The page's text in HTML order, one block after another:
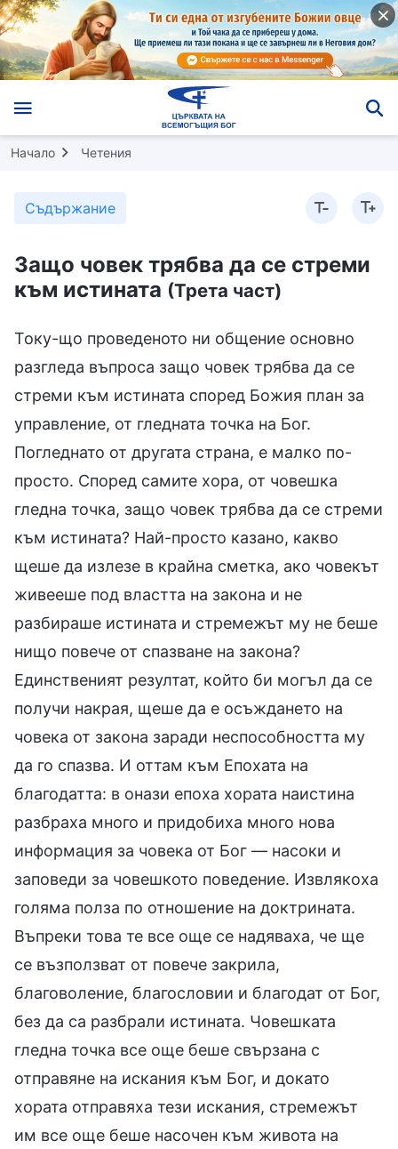
Начало Четения
Съдържание
Защо човек трябва да се стреми
към истината (Трета част)
Току-що проведеното ни общение основно
разгледа въпроса защо човек трябва да се
стреми към истината според Божия план за
управление, от гледната точка на Бог.
Погледнато от другата страна, е малко по-
просто. Според самите хора, от човешка
гледна точка, защо човек трябва да се стреми
към истината? Най-просто казано, какво
щеше да излезе в крайна сметка, ако човекът
живееше под властта на закона и не
разбираше истината и стремежът му не беше
нищо повече от спазване на закона?
Единственият резултат, който би могъл да се
получи накрая, щеше да е осъждането на
човека от закона заради неспособността му
да го спазва. И оттам към Епохата на
благодатта: в онази епоха хората наистина
разбраха много и придобиха много нова
информация за човека от Бог — насоки и
заповеди за човешкото поведение. Извлякоха
голяма полза по отношение на доктрината.
Въпреки това те все още се надяваха, че ще
се възползват от повече закрила,
благоволение, благословии и благодат от Бог,
без да са разбрали истината. Човешката
гледна точка все още беше свързана с
отправяне на искания към Бог, и докато
хората отправяха тези искания, стремежът
им все още беше насочен към живота на